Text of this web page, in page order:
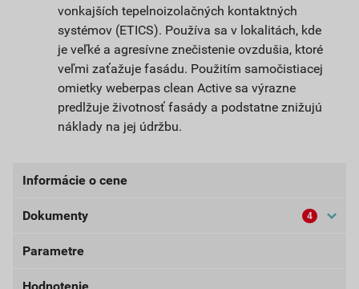
vonkajších tepelnoizolačných kontaktných
systémov (ETICS). Používa sa v lokalitách, kde
je veľké a agresívne znečistenie ovzdušia, ktoré
veľmi zaťažuje fasádu. Použitím samočistiacej
omietky weberpas clean Active sa výrazne
predlžuje životnosť fasády a podstatne znižujú
náklady na jej údržbu.
Informácie o cene
Aktuálna predajná cena po zľave 33% z cenníkovej
bez DPH za bal.
Dokumenty 4
Bezpečnostné listy (externí)
Parametre